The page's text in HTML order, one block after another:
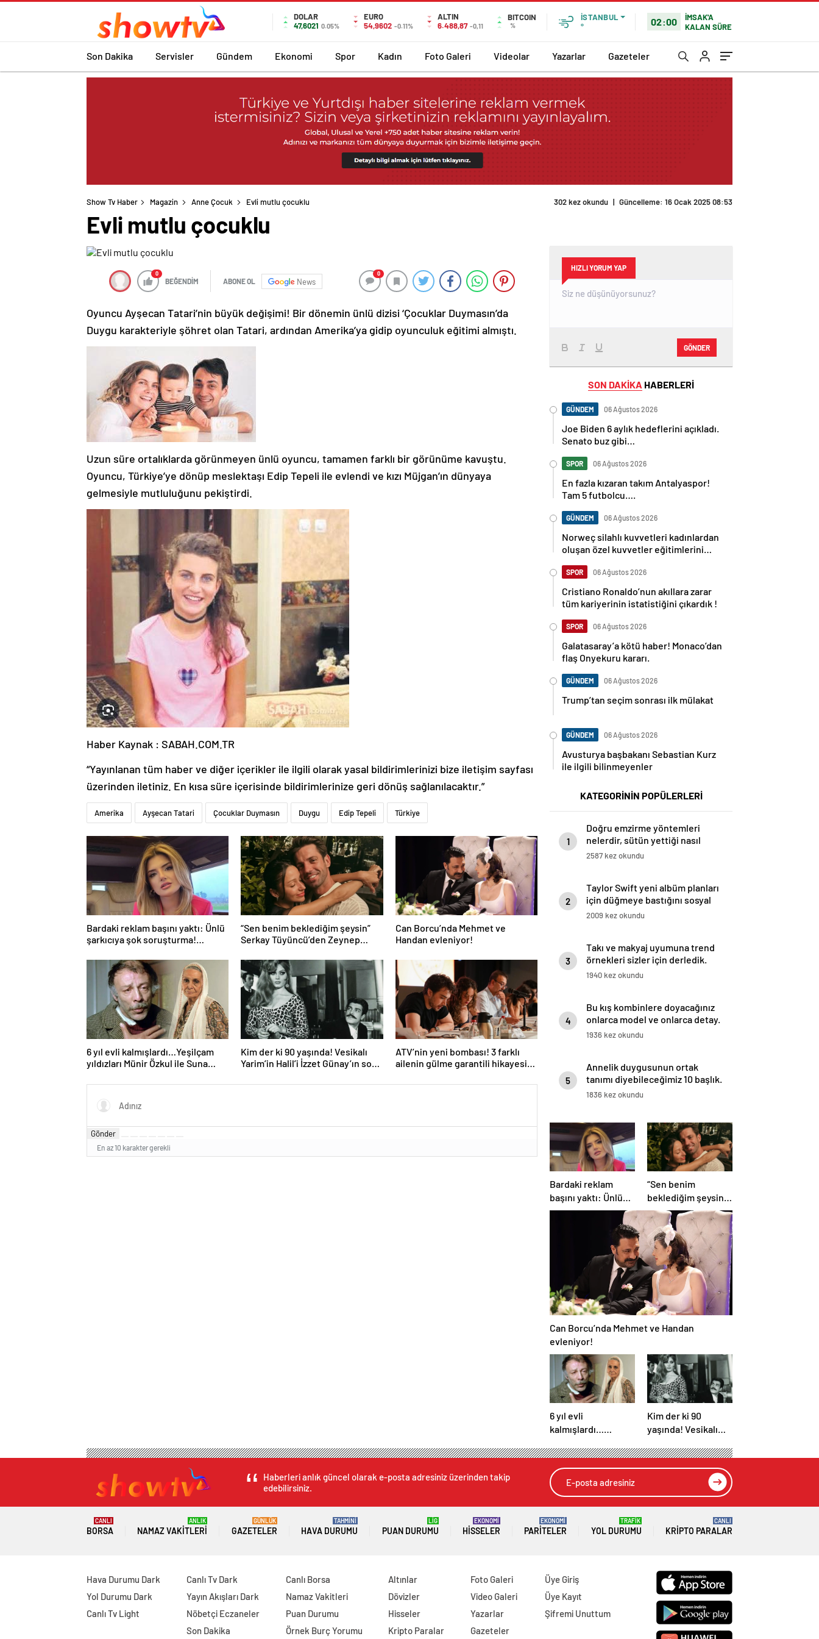
DOLAR
47,6021 0.05%
EURO
54,9602 -0.11%
ALTIN
6.488,87 -0,11
BITCOIN
%
İSTANBUL
°
02:00
İMSAK'A
KALAN SÜRE
Son Dakika Servisler Gündem Ekonomi Spor Kadın Foto Galeri Videolar Yazarlar Gazeteler
Show Tv Haber Magazin Anne Çocuk Evli mutlu çocuklu 302 kez okundu | Güncelleme: 16 Ocak 2025 08:53
Evli mutlu çocuklu
0
BEĞENDİM ABONE OL News
0
Oyuncu Ayşecan Tatari’nin büyük değişimi! Bir dönemin ünlü dizisi ‘Çocuklar Duymasın’da
Duygu karakteriyle şöhret olan Tatari, ardından Amerika’ya gidip oyunculuk eğitimi almıştı.
Uzun süre ortalıklarda görünmeyen ünlü oyuncu, tamamen farklı bir görünüme kavuştu.
Oyuncu, Türkiye’ye dönüp meslektaşı Edip Tepeli ile evlendi ve kızı Müjgan’ın dünyaya
gelmesiyle mutluluğunu pekiştirdi.
Haber Kaynak : SABAH.COM.TR
“Yayınlanan tüm haber ve diğer içerikler ile ilgili olarak yasal bildirimlerinizi bize iletişim sayfası
üzerinden iletiniz. En kısa süre içerisinde bildirimlerinize geri dönüş sağlanılacaktır.”
Amerika Ayşecan Tatari Çocuklar Duymasın Duygu Edip Tepeli Türkiye
Bardaki reklam başını yaktı: Ünlü
şarkıcıya şok soruşturma!
“Sen benim beklediğim şeysin”
Serkay Tüyüncü’den Zeynep
Can Borcu’nda Mehmet ve
Handan evleniyor!
6 yıl evli kalmışlardı…Yeşilçam
yıldızları Münir Özkul ile Suna
Kim der ki 90 yaşında! Vesikalı
Yarim’in Halil’i İzzet Günay’ın son
ATV’nin yeni bombası! 3 farklı
ailenin gülme garantili hikayesi:
Gönder
En az 10 karakter gerekli
HIZLI YORUM YAP
GÖNDER
SON DAKİKA HABERLERİ
GÜNDEM 06 Ağustos 2026
Joe Biden 6 aylık hedeflerini açıkladı.
Senato buz gibi…
SPOR 06 Ağustos 2026
En fazla kızaran takım Antalyaspor!
Tam 5 futbolcu….
GÜNDEM 06 Ağustos 2026
Norweç silahlı kuvvetleri kadınlardan
oluşan özel kuvvetler eğitimlerini
SPOR 06 Ağustos 2026
Cristiano Ronaldo’nun akıllara zarar
tüm kariyerinin istatistiğini çıkardık !
SPOR 06 Ağustos 2026
Galatasaray’a kötü haber! Monaco’dan
flaş Onyekuru kararı.
GÜNDEM 06 Ağustos 2026
Trump’tan seçim sonrası ilk mülakat
GÜNDEM 06 Ağustos 2026
Avusturya başbakanı Sebastian Kurz
ile ilgili bilinmeyenler
KATEGORİNİN POPÜLERLERİ
1
Doğru emzirme yöntemleri
nelerdir, sütün yettiği nasıl
anlaşılır?
2587 kez okundu
2
Taylor Swift yeni albüm planları
için düğmeye bastığını sosyal
medyadan duyurdu!
2009 kez okundu
3
Takı ve makyaj uyumuna trend
örnekleri sizler için derledik.
1940 kez okundu
4
Bu kış kombinlere doyacağınız
onlarca model ve onlarca detay.
1936 kez okundu
5
Annelik duygusunun ortak
tanımı diyebileceğimiz 10 başlık.
1836 kez okundu
Bardaki reklam
başını yaktı: Ünlü
şarkıcıya şok
Haberim yoktu…
“Sen benim
beklediğim şeysin”
Serkay Tüyüncü’den
Zeynep Bastık’a aşk
dolu 1. yıl kutlaması!
Can Borcu’nda Mehmet ve Handan
evleniyor!
6 yıl evli
kalmışlardı…
Münir Özkul ile Suna
Selen’in kızları da
ünlü çıktı!
Kim der ki 90
yaşında! Vesikalı
Günay’ın son hali
gündem oldu!
Haberleri anlık güncel olarak e-posta adresiniz üzerinden takip
edebilirsiniz.
BORSA
CANLI
NAMAZ VAKITLERI
ANLIK
GAZETELER
GÜNLÜK
HAVA DURUMU
TAHMİNİ
PUAN DURUMU
LİG
HISSELER
EKONOMİ
PARITELER
EKONOMİ
YOL DURUMU
TRAFİK
KRIPTO PARALAR
CANLI
Hava Durumu Dark
Yol Durumu Dark
Canlı Tv Light
Canlı Tv Dark
Yayın Akışları Dark
Nöbetçi Eczaneler
Son Dakika
Canlı Borsa
Namaz Vakitleri
Puan Durumu
Örnek Burç Yorumu
Altınlar
Dövizler
Hisseler
Kripto Paralar
Foto Galeri
Video Galeri
Yazarlar
Gazeteler
Üye Giriş
Üye Kayıt
Şifremi Unuttum